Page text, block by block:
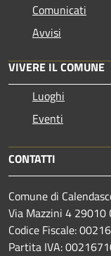
Comunicati
Avvisi
VIVERE IL COMUNE
Luoghi
Eventi
CONTATTI
Comune di
Via Mazzini 4 29010
Codice Fiscale:
Partita IVA: